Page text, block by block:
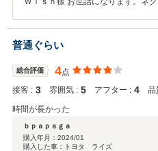
前にチェックをして販売させて頂
ご不快な思いをさせて頂き大変申し
回のような事が起こらないよう努
致します。
普通ぐらい
総合評価 4点
接客 : 3 雰囲気 : 5 アフター : 4 品
時間が長かった
ｂｐａｐａｇａ
購入年月： 2024/01
購入した車：トヨタ ライズ